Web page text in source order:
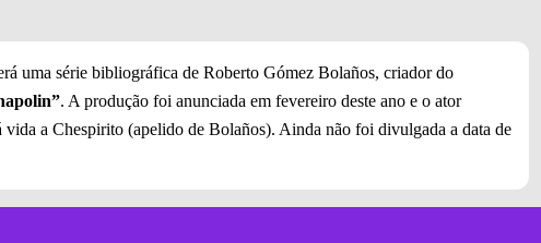
uma série bibliográfica de Roberto Gómez Bolaños, criador do
. A produção foi anunciada em fevereiro deste ano e o ator
vida a Chespirito (apelido de Bolaños). Ainda não foi divulgada a data de